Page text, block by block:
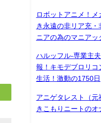
ロボットアニメ！
き永遠の非リア充
ニアの為のマニアッ
ハルッフル-専業主
報！キモデブロリコ
生活！激動の1750日
アニゲタレスト（
きこもりニートのオ